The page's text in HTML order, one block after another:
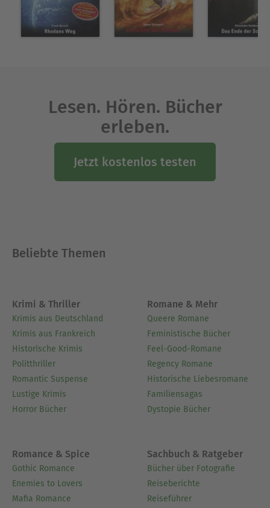
Lesen. Hören. Bücher
erleben.
Jetzt kostenlos testen
Beliebte Themen
Krimi & Thriller
Krimis aus Deutschland
Krimis aus Frankreich
Historische Krimis
Politthriller
Romantic Suspense
Lustige Krimis
Horror Bücher
Romane & Mehr
Queere Romane
Feministische Bücher
Feel-Good-Romane
Regency Romane
Historische Liebesromane
Familiensagas
Dystopie Bücher
Romance & Spice
Gothic Romance
Enemies to Lovers
Mafia Romance
Sachbuch & Ratgeber
Bücher über Fotografie
Reiseberichte
Reiseführer